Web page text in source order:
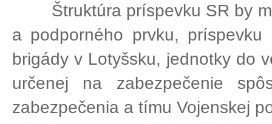
Štruktúra príspevku SR by
a podporného prvku, príspevku
brigády v Lotyšsku, jednotky do
určenej na zabezpečenie
zabezpečenia a tímu Vojenskej